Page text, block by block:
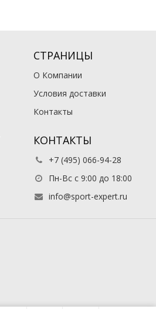
СТРАНИЦЫ
О Компании
Условия доставки
Контакты
КОНТАКТЫ
+7 (495) 066-94-28
Пн-Вс с 9:00 до 18:00
info@sport-expert.ru